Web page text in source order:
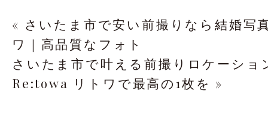
« さいたま市で安い前撮りなら結婚写
ワ｜高品質なフォト
さいたま市で叶える前撮りロケーショ
Re:towa リトワで最高の1枚を »